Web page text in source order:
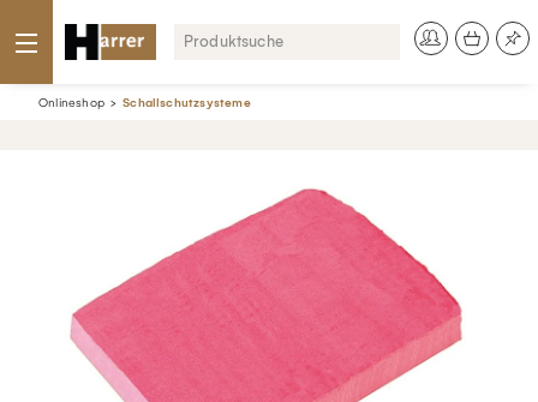
Onlineshop Schallschutzsysteme